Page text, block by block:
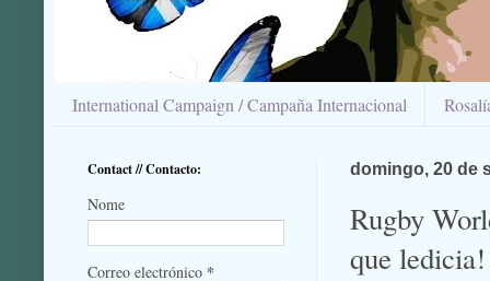
International Campaign / Campaña Internacional
domingo, 20 de
Rugby
que
Contact // Contacto:
Nome
Correo electrónico *